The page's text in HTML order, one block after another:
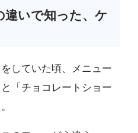
違いで知った、ケ
していた頃、メニュー
「チョコレートショー